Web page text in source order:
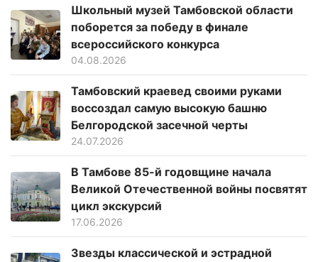
Школьный музей Тамбовской области
поборется за победу в финале
всероссийского конкурса
04.08.2026
Тамбовский краевед своими руками
воссоздал самую высокую башню
Белгородской засечной черты
24.07.2026
В Тамбове 85-й годовщине начала
Великой Отечественной войны посвятят
цикл экскурсий
17.06.2026
Звезды классической и эстрадной